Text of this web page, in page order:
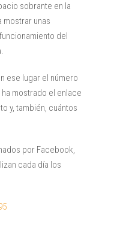
sobrante en la
mostrar unas
del
ese lugar el número
mostrado el enlace
y, también, cuántos
por Facebook,
cada día los